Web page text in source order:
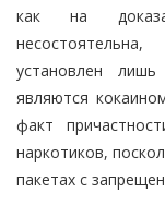
как на
установлен
являются
факт
наркотиков,
пакетах с